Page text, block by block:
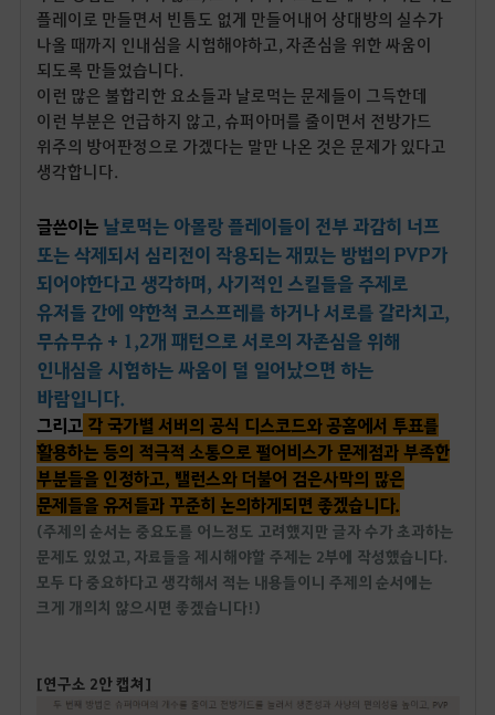
플레이로 만들면서 빈틈도 없게 만들어내어 상대방의 실수가
나올 때까지 인내심을 시험해야하고, 자존심을 위한 싸움이
되도록 만들었습니다.
이런 많은 불합리한 요소들과 날로먹는 문제들이 그득한데
이런 부분은 언급하지 않고, 슈퍼아머를 줄이면서 전방가드
위주의 방어판정으로 가겠다는 말만 나온 것은 문제가 있다고
생각합니다.
글쓴이는 날로먹는 아몰랑 플레이들이 전부 과감히 너프
또는 삭제되서 심리전이 작용되는 재밌는 방법의 PVP가
되어야한다고 생각하며, 사기적인 스킬들을 주제로
유저들 간에 약한척 코스프레를 하거나 서로를 갈라치고,
무슈무슈 + 1,2개 패턴으로 서로의 자존심을 위해
인내심을 시험하는 싸움이 덜 일어났으면 하는
바람입니다.
그리고각 국가별 서버의 공식 디스코드와 공홈에서 투표를
활용하는 등의 적극적 소통으로 펄어비스가 문제점과 부족한
부분들을 인정하고, 밸런스와 더불어 검은사막의 많은
문제들을 유저들과 꾸준히 논의하게되면 좋겠습니다.
(주제의 순서는 중요도를 어느정도 고려했지만 글자 수가 초과하는
문제도 있었고, 자료들을 제시해야할 주제는 2부에 작성했습니다.
모두 다 중요하다고 생각해서 적는 내용들이니 주제의 순서에는
크게 개의치 않으시면 좋겠습니다!)
[연구소 2안 캡쳐]